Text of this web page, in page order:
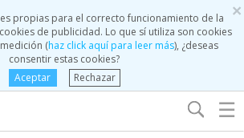
×
propias para el correcto funcionamiento de la
de publicidad. Lo que sí utiliza son cookies
(haz click aquí para leer más), ¿deseas
consentir estas cookies?
Aceptar
Rechazar
☰